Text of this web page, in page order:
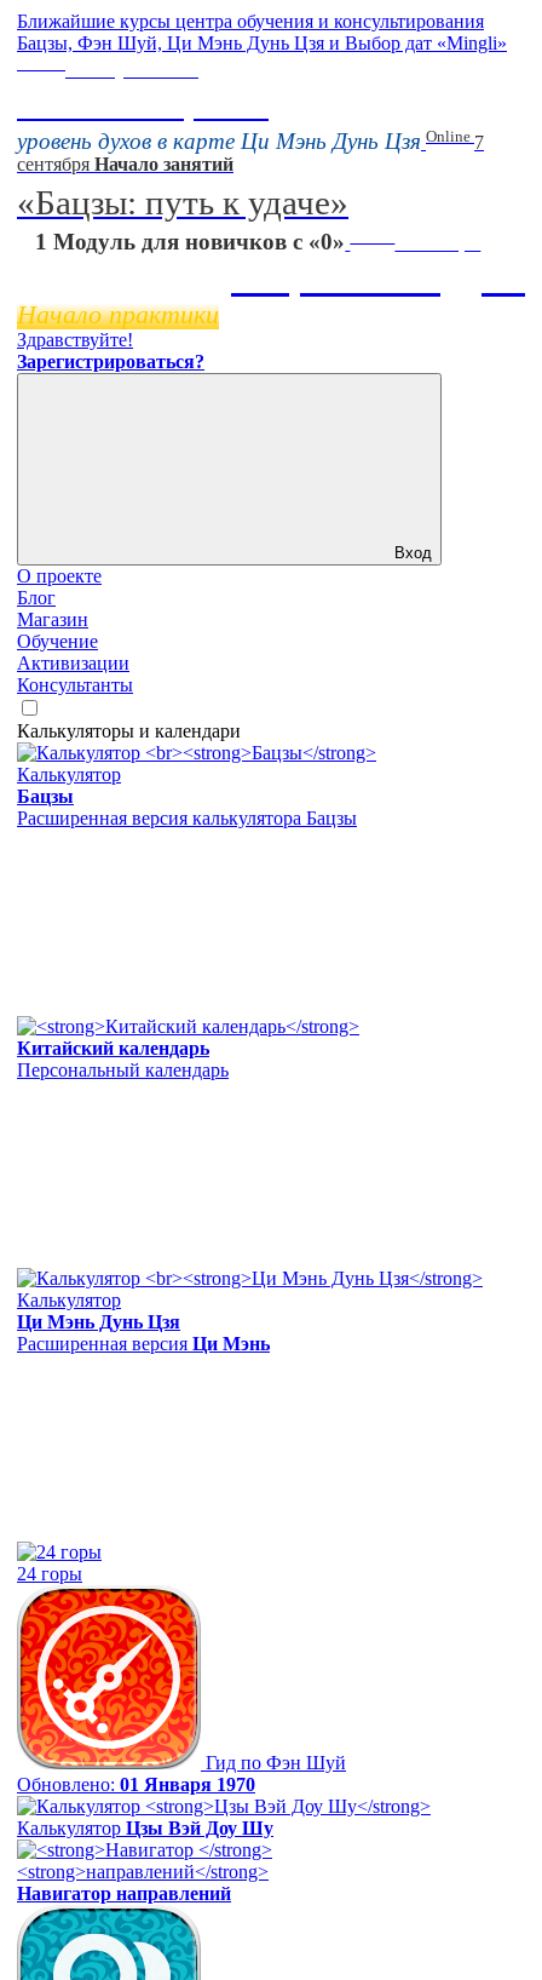
Ближайшие курсы центра обучения и консультирования
Бацзы, Фэн Шуй, Ци Мэнь Дунь Цзя и Выбор дат «Mingli»
уровень духов в карте Ци Мэнь Дунь Цзя Online 7
сентября Начало занятий
«Бацзы: путь к удаче»
1 Модуль для новичков с «0» 11 ноября
Начало практики
Здравствуйте!
Зарегистрироваться?
Вход
О проекте
Блог
Магазин
Обучение
Активизации
Консультанты
Калькуляторы и календари
Калькулятор
Бацзы
Расширенная версия калькулятора Бацзы
Китайский календарь
Персональный календарь
Калькулятор
Ци Мэнь Дунь Цзя
Расширенная версия Ци Мэнь
24 горы
Гид по Фэн Шуй
Обновлено: 01 Января 1970
Калькулятор Цзы Вэй Доу Шу
Навигатор направлений